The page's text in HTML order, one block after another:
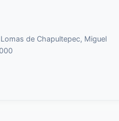
de Chapultepec, Miguel